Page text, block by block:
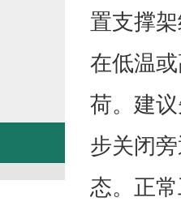
置支撑
在低温
荷。建
步关闭
态。正